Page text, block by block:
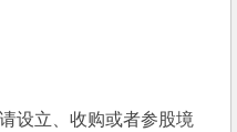
立、收购或者参股境